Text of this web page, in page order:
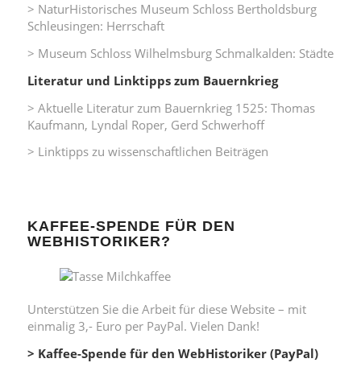
> NaturHistorisches Museum Schloss Bertholdsburg
Schleusingen: Herrschaft
> Museum Schloss Wilhelmsburg Schmalkalden: Städte
Literatur und Linktipps zum Bauernkrieg
> Aktuelle Literatur zum Bauernkrieg 1525: Thomas
Kaufmann, Lyndal Roper, Gerd Schwerhoff
> Linktipps zu wissenschaftlichen Beiträgen
KAFFEE-SPENDE FÜR DEN
WEBHISTORIKER?
Unterstützen Sie die Arbeit für diese Website – mit
einmalig 3,- Euro per PayPal. Vielen Dank!
> Kaffee-Spende für den WebHistoriker (PayPal)